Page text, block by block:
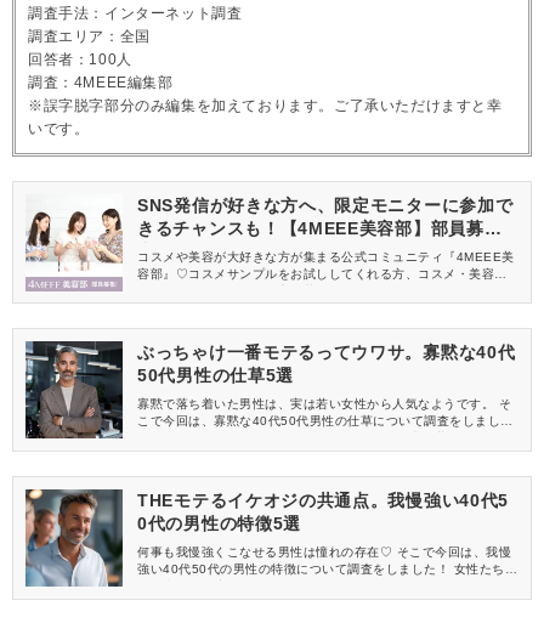
調査手法：インターネット調査
調査エリア：全国
回答者：100人
調査：4MEEE編集部
※誤字脱字部分のみ編集を加えております。ご了承いただけますと幸
いです。
SNS発信が好きな方へ、限定モニターに参加で
きるチャンスも！【4MEEE美容部】部員募集
中
コスメや美容が大好きな方が集まる公式コミュニティ『4MEEE美
容部』♡コスメサンプルをお試ししてくれる方、コスメ・美容情報
ぶっちゃけ一番モテるってウワサ。寡黙な40代
50代男性の仕草5選
寡黙で落ち着いた男性は、実は若い女性から人気なようです。 そ
こで今回は、寡黙な40代50代男性の仕草について調査をしまし
ます♪
THEモテるイケオジの共通点。我慢強い40代5
0代の男性の特徴5選
何事も我慢強くこなせる男性は憧れの存在♡ そこで今回は、我慢
強い40代50代の男性の特徴について調査をしました！ 女性たちの